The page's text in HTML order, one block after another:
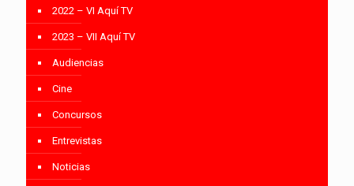
2022 – VI Aquí TV
2023 – VII Aquí TV
Audiencias
Cine
Concursos
Entrevistas
Noticias